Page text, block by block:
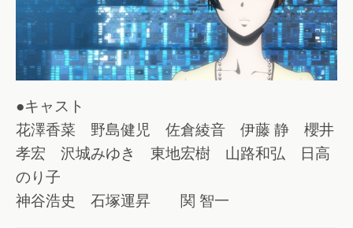
●キャスト
花澤香菜 野島健児 佐倉綾音 伊藤 静 櫻井
孝宏 沢城みゆき 東地宏樹 山路和弘 日高
のり子
神谷浩史 石塚運昇 関 智一